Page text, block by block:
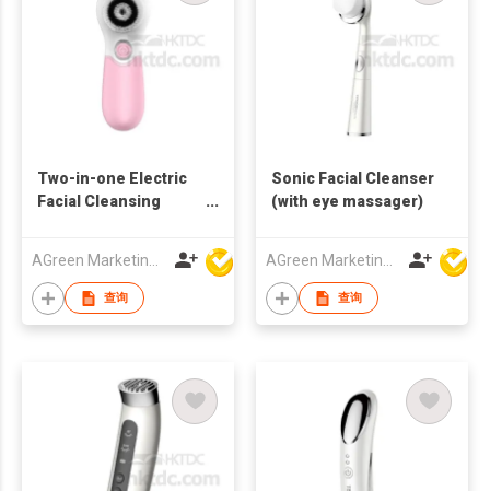
Two-in-one Electric
Facial Cleansing
查询
Sonic Facial Cleanser
(with eye massager)
查询